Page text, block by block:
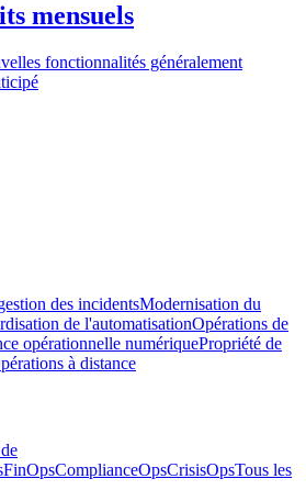
mensuels
fonctionnalités généralement
des incidentsModernisation du
de l'automatisationOpérations de
opérationnelle numériquePropriété de
à distance
FinOpsComplianceOpsCrisisOpsTous les